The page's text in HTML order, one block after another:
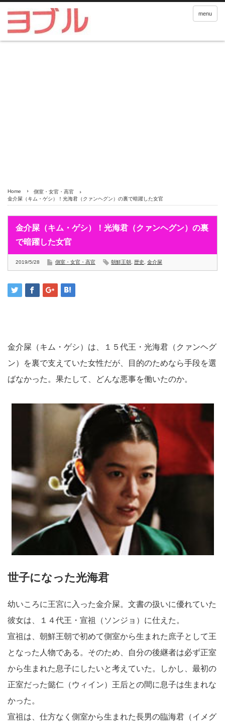
menu
Home
側室・女官・高官
金介屎（キム・ゲシ）！光海君（クァンヘグン）の裏で暗躍した女官
金介屎（キム・ゲシ）！光海君（クァンヘグン）の裏
で暗躍した女官
2019/5/28 側室・女官・高官 朝鮮王朝 歴史 金介屎
金介屎（キム・ゲシ）は、１５代王・光海君（クァンヘグ
ン）を裏で支えていた女性だが、目的のためなら手段を選
ばなかった。果たして、どんな悪事を働いたのか。
世子になった光海君
幼いころに王宮に入った金介屎。文書の扱いに優れていた
彼女は、１４代王・宣祖（ソンジョ）に仕えた。
宣祖は、朝鮮王朝で初めて側室から生まれた庶子として王
となった人物である。そのため、自分の後継者は必ず正室
から生まれた息子にしたいと考えていた。しかし、最初の
正室だった懿仁（ウィイン）王后との間に息子は生まれな
かった。
宣祖は、仕方なく側室から生まれた長男の臨海君（イメグ